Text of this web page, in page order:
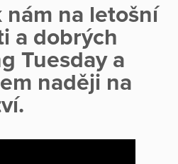
nám na letošní
a dobrých
Tuesday a
naději na